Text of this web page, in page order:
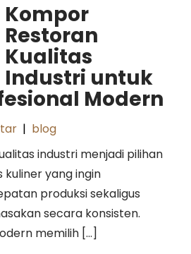
Kompor
Restoran
Kualitas
Industri untuk
Modern
| blog
industri menjadi pilihan
kuliner yang ingin
produksi sekaligus
secara konsisten.
memilih […]